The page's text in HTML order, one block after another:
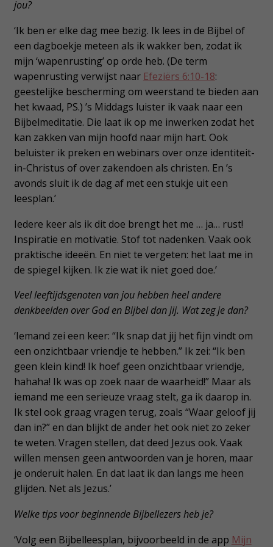
jou?
‘Ik ben er elke dag mee bezig. Ik lees in de Bijbel of
een dagboekje meteen als ik wakker ben, zodat ik
mijn ‘wapenrusting’ op orde heb. (De term
wapenrusting verwijst naar Efeziërs 6:10-18:
geestelijke bescherming om weerstand te bieden aan
het kwaad, PS.) ’s Middags luister ik vaak naar een
Bijbelmeditatie. Die laat ik op me inwerken zodat het
kan zakken van mijn hoofd naar mijn hart. Ook
beluister ik preken en webinars over onze identiteit-
in-Christus of over zakendoen als christen. En ’s
avonds sluit ik de dag af met een stukje uit een
leesplan.’
Iedere keer als ik dit doe brengt het me … ja… rust!
Inspiratie en motivatie. Stof tot nadenken. Vaak ook
praktische ideeën. En niet te vergeten: het laat me in
de spiegel kijken. Ik zie wat ik niet goed doe.’
Veel leeftijdsgenoten van jou hebben heel andere
denkbeelden over God en Bijbel dan jij. Wat zeg je dan?
‘Iemand zei een keer: “Ik snap dat jij het fijn vindt om
een onzichtbaar vriendje te hebben.” Ik zei: “Ik ben
geen klein kind! Ik hoef geen onzichtbaar vriendje,
hahaha! Ik was op zoek naar de waarheid!” Maar als
iemand me een serieuze vraag stelt, ga ik daarop in.
Ik stel ook graag vragen terug, zoals “Waar geloof jij
dan in?” en dan blijkt de ander het ook niet zo zeker
te weten. Vragen stellen, dat deed Jezus ook. Vaak
willen mensen geen antwoorden van je horen, maar
je onderuit halen. En dat laat ik dan langs me heen
glijden. Net als Jezus.’
Welke tips voor beginnende Bijbellezers heb je?
‘Volg een Bijbelleesplan, bijvoorbeeld in de app Mijn